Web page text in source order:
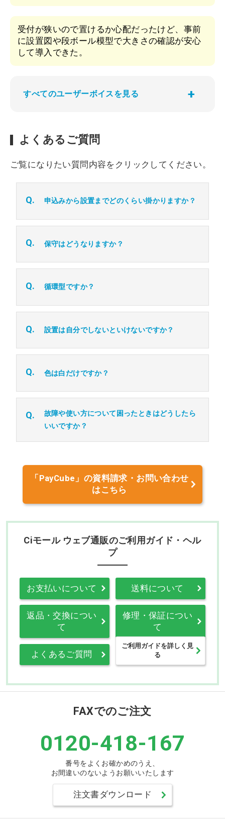
受付が狭いので置けるか心配だったけど、事前
に設置図や段ボール模型で大きさの確認が安心
して導入できた。
すべてのユーザーボイスを見る
よくあるご質問
ご覧になりたい質問内容をクリックしてください。
Q. 申込みから設置までどのくらい掛かりますか？
Q. 保守はどうなりますか？
Q. 循環型ですか？
Q. 設置は自分でしないといけないですか？
Q. 色は白だけですか？
Q.
故障や使い方について困ったときはどうしたら
いいですか？
「PayCube」の資料請求・お問い合わせ
はこちら
Ciモール ウェブ通販のご利用ガイド・ヘル
プ
お支払いについて 送料について
返品・交換につい
て
修理・保証につい
て
よくあるご質問
ご利用ガイドを詳しく見
る
FAXでのご注文
0120-418-167
番号をよくお確かめのうえ、
お間違いのないようお願いいたします
注文書ダウンロード